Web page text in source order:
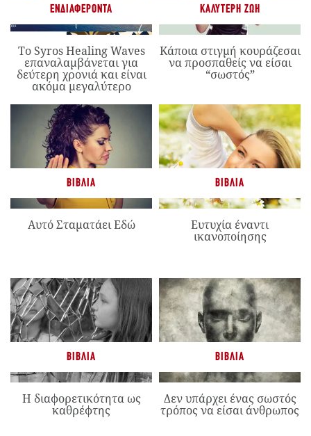
ΕΝΔΙΑΦΈΡΟΝΤΑ
Το Syros Healing Waves
επαναλαμβάνεται για
δεύτερη χρονιά και είναι
ακόμα μεγαλύτερο
ΚΑΛΎΤΕΡΗ ΖΩΉ
Κάποια στιγμή κουράζεσαι
να προσπαθείς να είσαι
“σωστός”
ΒΙΒΛΊΑ
Αυτό Σταματάει Εδώ
ΒΙΒΛΊΑ
Ευτυχία έναντι
ικανοποίησης
ΒΙΒΛΊΑ
Η διαφορετικότητα ως
καθρέφτης
ΒΙΒΛΊΑ
Δεν υπάρχει ένας σωστός
τρόπος να είσαι άνθρωπος